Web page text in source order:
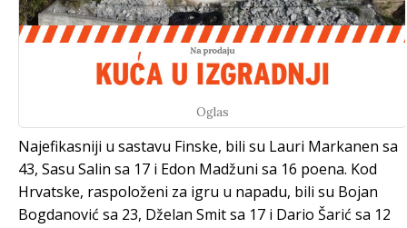
Oglas
Najefikasniji u sastavu Finske, bili su Lauri Markanen sa
43, Sasu Salin sa 17 i Edon Madžuni sa 16 poena. Kod
Hrvatske, raspoloženi za igru u napadu, bili su Bojan
Bogdanović sa 23, Dželan Smit sa 17 i Dario Šarić sa 12